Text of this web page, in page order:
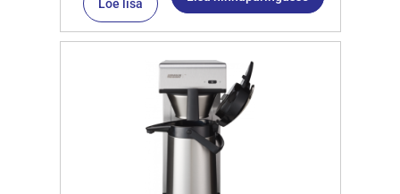
Loe lisa